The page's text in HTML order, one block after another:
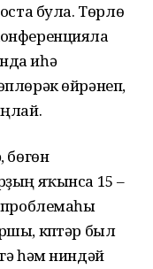
була. Төрлө
иһә
өйрәнеп,
бөгөн
яҡынса 15 –
проблемаһы
күптәр был
һәм ниндәй